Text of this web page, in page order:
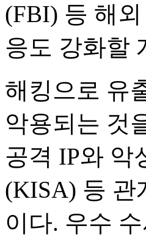
(FBI) 등 해
응도 강화할
해킹으로 유
악용되는 것
공격 IP와 악
(KISA) 등 관
이다. 우수